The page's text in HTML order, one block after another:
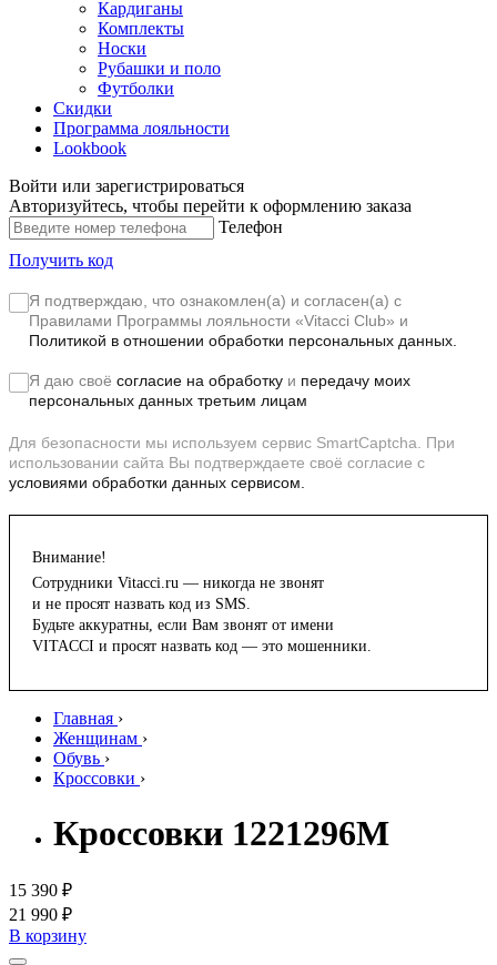
Кардиганы
Комплекты
Носки
Рубашки и поло
Футболки
Скидки
Программа лояльности
Lookbook
Войти или зарегистрироваться
Авторизуйтесь, чтобы перейти к оформлению заказа
Телефон
Получить код
Я подтверждаю, что ознакомлен(а) и согласен(а) с
Правилами Программы лояльности «Vitacci Club» и
Политикой в отношении обработки персональных данных.
Я даю своё согласие на обработку и передачу моих
персональных данных третьим лицам
Для безопасности мы используем сервис SmartCaptcha. При
использовании сайта Вы подтверждаете своё согласие с
условиями обработки данных сервисом.
Внимание!
Сотрудники Vitacci.ru — никогда не звонят
и не просят назвать код из SMS.
Будьте аккуратны, если Вам звонят от имени
VITACCI и просят назвать код — это мошенники.
Главная ›
Женщинам ›
Обувь ›
Кроссовки ›
Кроссовки 1221296M
15 390 ₽
21 990 ₽
В корзину